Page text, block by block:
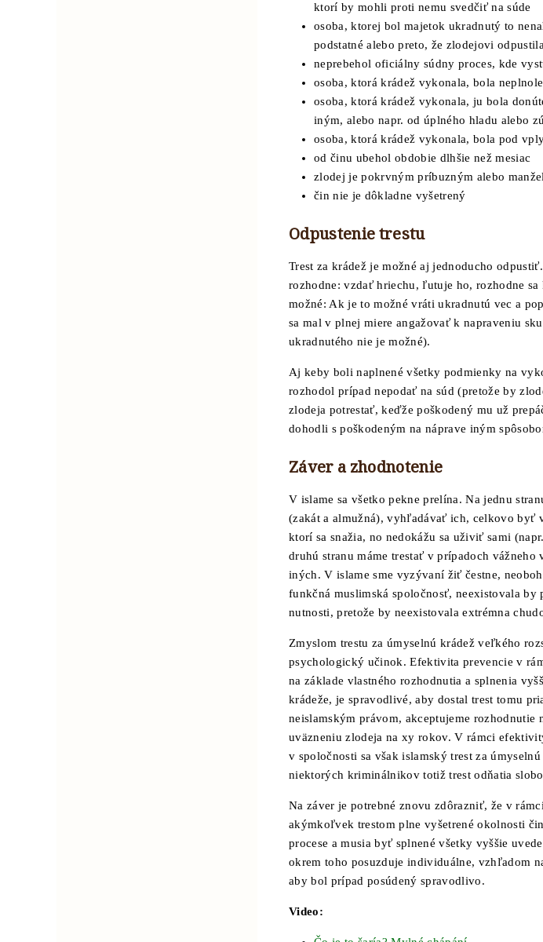
ktorí by mohli proti nemu svedčiť na súde
osoba, ktorej bol majetok ukradnutý to
podstatné alebo preto, že zlodejovi
neprebehol oficiálny súdny proces, kde
osoba, ktorá krádež vykonala, bola
osoba, ktorá krádež vykonala, ju bola
iným, alebo napr. od úplného hladu alebo
osoba, ktorá krádež vykonala, bola pod
od činu ubehol obdobie dlhšie než mesiac
zlodej je pokrvným príbuzným alebo
čin nie je dôkladne vyšetrený
Odpustenie trestu
Trest za krádež je možné aj jednoducho
rozhodne: vzdať hriechu, ľutuje ho, rozhodne
možné: Ak je to možné vráti ukradnutú vec a
sa mal v plnej miere angažovať k napraveniu
ukradnutého nie je možné).
Aj keby boli naplnené všetky podmienky na
rozhodol prípad nepodať na súd (pretože by
zlodeja potrestať, keďže poškodený mu už
dohodli s poškodeným na náprave iným
Záver a zhodnotenie
V islame sa všetko pekne prelína. Na jednu
(zakát a almužná), vyhľadávať ich, celkovo
ktorí sa snažia, no nedokážu sa uživiť sami
druhú stranu máme trestať v prípadoch
iných. V islame sme vyzývaní žiť čestne,
funkčná muslimská spoločnosť, neexistovala
nutnosti, pretože by neexistovala extrémna
Zmyslom trestu za úmyselnú krádež veľkého
psychologický učinok. Efektivita prevencie v
na základe vlastného rozhodnutia a splnenia
krádeže, je spravodlivé, aby dostal trest tomu
neislamským právom, akceptujeme rozhodnutie
uväzneniu zlodeja na xy rokov. V rámci
v spoločnosti sa však islamský trest za
niektorých kriminálnikov totiž trest odňatia
Na záver je potrebné znovu zdôrazniť, že v
akýmkoľvek trestom plne vyšetrené okolnosti
procese a musia byť splnené všetky vyššie
okrem toho posuzduje individuálne, vzhľadom
aby bol prípad posúdený spravodlivo.
Video: